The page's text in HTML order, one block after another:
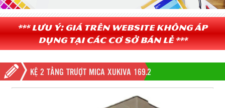
*** Lưu ý: Giá trên website không áp
dụng tại các cơ sở bán lẻ ***
KỆ 2 TẦNG TRƯỢT MICA XUKIVA 169.2